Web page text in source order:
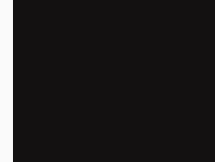
Dirigido por Luana Muniz, o
conta com a
Democracia Popular na
com as comunidades e